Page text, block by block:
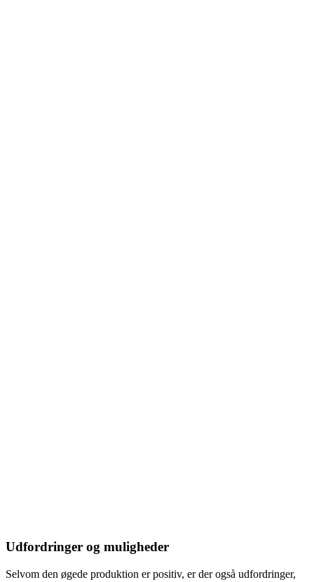
Udfordringer og muligheder
Selvom den øgede produktion er positiv, er der også udfordringer,